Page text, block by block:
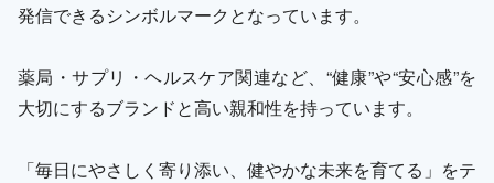
発信できるシンボルマークとなっています。
薬局・サプリ・ヘルスケア関連など、“健康”や“安心感”を
大切にするブランドと高い親和性を持っています。
「毎日にやさしく寄り添い、健やかな未来を育てる」をテ